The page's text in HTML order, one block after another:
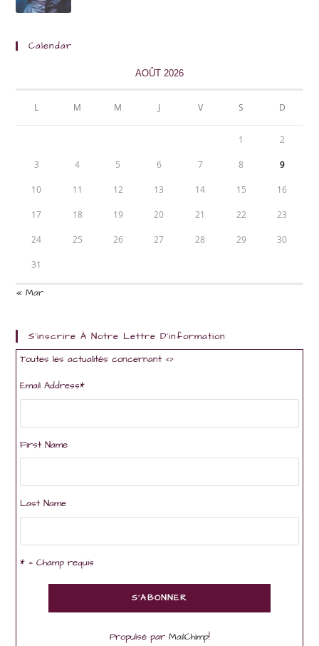
Calendar
AOÛT 2026
L M M J V S D
1 2
3 4 5 6 7 8 9
10 11 12 13 14 15 16
17 18 19 20 21 22 23
24 25 26 27 28 29 30
31
« Mar
S'inscrire À Notre Lettre D'information
Toutes les actualités concernant <>
Email Address*
First Name
Last Name
* = Champ requis
Propulsé par MailChimp!